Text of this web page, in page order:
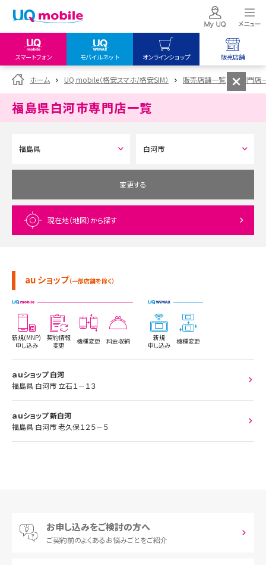
スマートフォン モバイルネット オンラインショップ 販売店舗
my UQ WiMAX
UQ WiMAX ご契約の方
My UQ mobile
データチャージサイト
UQ mobile
オンラインショップ
UQ WiMAX
UQ mobile
販売店舗
UQ WiMAX
ホーム UQ mobile（格安スマホ/格安SIM） 販売店舗一覧 専門店
福島県白河市専門店一覧
変更する
現在地（地図）から探す
au ショップ（一部店舗を除く）
新規(MNP)
申し込み
契約情報
変更
機種変更 料金収納
新規
申し込み
機種変更
ａｕショップ 白河
福島県 白河市 立石１－１３
ａｕショップ 新白河
福島県 白河市 老久保１２５－５
お申し込みをご検討の方へ
ご契約前のよくあるお悩みごとをご紹介